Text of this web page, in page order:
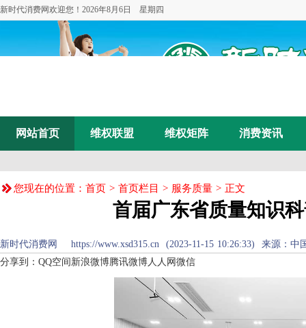
新时代消费网欢迎您！ 2026年8月6日 星期四
网站首页 维权联盟 维权矩阵 消费资讯
您现在的位置： 首页 > 首页栏目 > 服务质量 > 正文
首届广东省质量知识
新时代消费网 https://www.xsd315.cn (2023-11-15 10:26:33) 来源： 中
分享到： QQ空间 新浪微博腾讯微博人人网 微信